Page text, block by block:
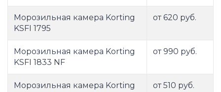
Морозильная камера Korting
KSFI 1795
от 620 руб.
Морозильная камера Korting
KSFI 1833 NF
от 990 руб.
Морозильная камера Korting
от 510 руб.